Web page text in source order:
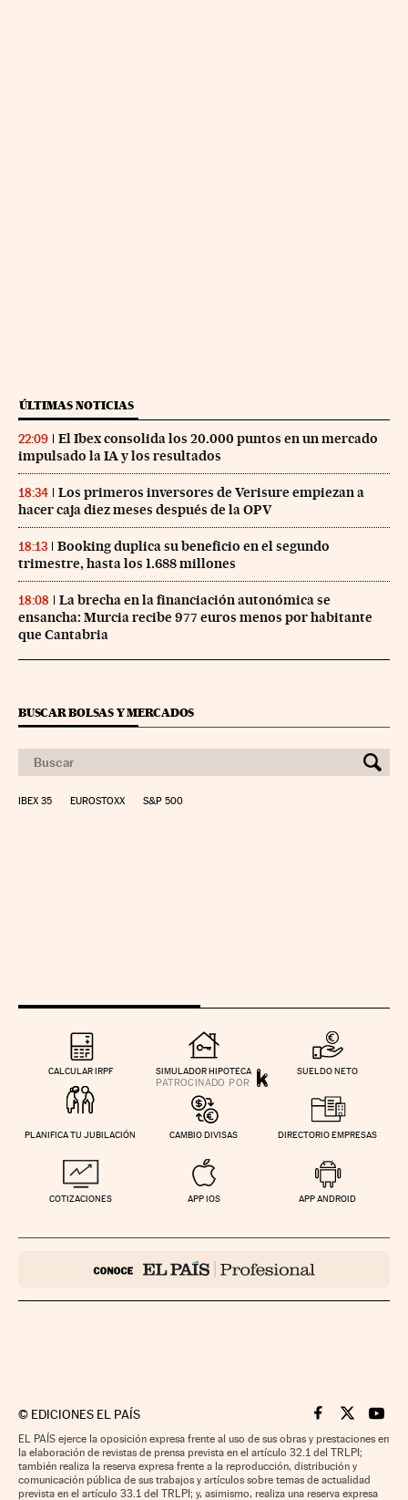
ÚLTIMAS NOTICIAS
22:09
El Ibex consolida los 20.000 puntos en un mercado
impulsado la IA y los resultados
18:34
Los primeros inversores de Verisure empiezan a
hacer caja diez meses después de la OPV
18:13
Booking duplica su beneficio en el segundo
trimestre, hasta los 1.688 millones
18:08
La brecha en la financiación autonómica se
ensancha: Murcia recibe 977 euros menos por habitante
que Cantabria
BUSCAR BOLSAS Y MERCADOS
IBEX 35 EUROSTOXX S&P 500
CALCULAR IRPF SIMULADOR HIPOTECA SUELDO NETO
PLANIFICA TU JUBILACIÓN CAMBIO DIVISAS DIRECTORIO EMPRESAS
COTIZACIONES APP IOS APP ANDROID
© EDICIONES EL PAÍS Cinco Días en
Cinco Días
Cinco
EL PAÍS ejerce la oposición expresa frente al uso de sus obras y prestaciones en
la elaboración de revistas de prensa prevista en el artículo 32.1 del TRLPI;
también realiza la reserva expresa frente a la reproducción, distribución y
comunicación pública de sus trabajos y artículos sobre temas de actualidad
prevista en el artículo 33.1 del TRLPI; y, asimismo, realiza una reserva expresa